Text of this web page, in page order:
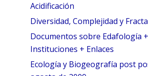
Acidificación
Diversidad, Complejidad y
Documentos sobre Edafología +
Instituciones + Enlaces
Ecología y Biogeografía post